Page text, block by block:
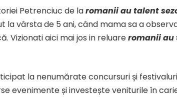
Petrenciuc de laromanii au talent
la vârsta de 5 ani, când mama sa a
Vizionati aici mai jos in reluareromanii au
la nenumărate concursuri și
evenimente și investește veniturile în